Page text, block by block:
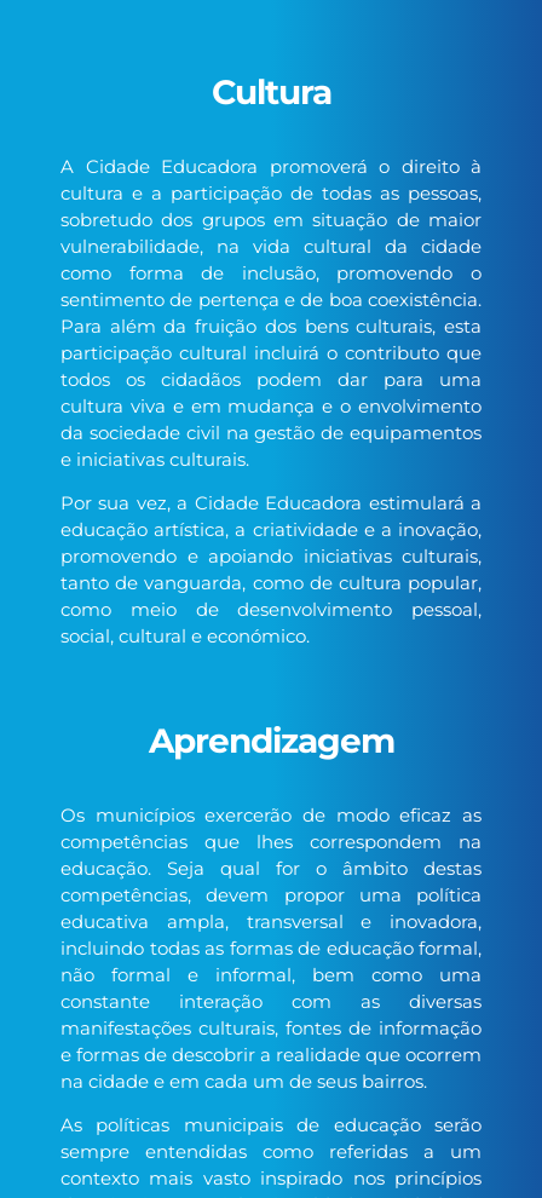
Cultura
A Cidade Educadora promoverá o direito à
cultura e a participação de todas as pessoas,
sobretudo dos grupos em situação de maior
vulnerabilidade, na vida cultural da cidade
como forma de inclusão, promovendo o
sentimento de pertença e de boa coexistência.
Para além da fruição dos bens culturais, esta
participação cultural incluirá o contributo que
todos os cidadãos podem dar para uma
cultura viva e em mudança e o envolvimento
da sociedade civil na gestão de equipamentos
e iniciativas culturais.
Por sua vez, a Cidade Educadora estimulará a
educação artística, a criatividade e a inovação,
promovendo e apoiando iniciativas culturais,
tanto de vanguarda, como de cultura popular,
como meio de desenvolvimento pessoal,
social, cultural e económico.
Aprendizagem
Os municípios exercerão de modo eficaz as
competências que lhes correspondem na
educação. Seja qual for o âmbito destas
competências, devem propor uma política
educativa ampla, transversal e inovadora,
incluindo todas as formas de educação formal,
não formal e informal, bem como uma
constante interação com as diversas
manifestações culturais, fontes de informação
e formas de descobrir a realidade que ocorrem
na cidade e em cada um de seus bairros.
As políticas municipais de educação serão
sempre entendidas como referidas a um
contexto mais vasto inspirado nos princípios